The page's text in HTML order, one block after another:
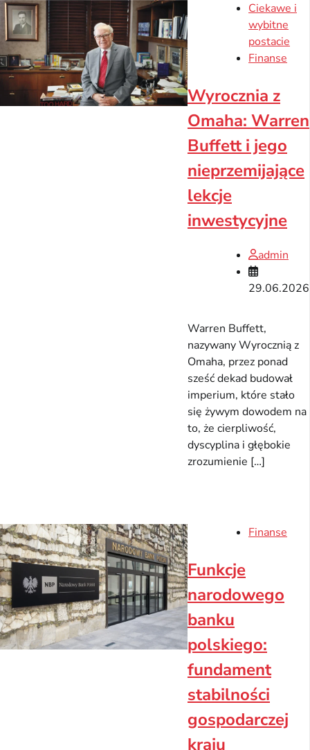
Ciekawe i
wybitne
postacie
Finanse
Wyrocznia z
Omaha: Warren
Buffett i jego
nieprzemijające
lekcje
inwestycyjne
admin
29.06.2026
Warren Buffett,
nazywany Wyrocznią z
Omaha, przez ponad
sześć dekad budował
imperium, które stało
się żywym dowodem na
to, że cierpliwość,
dyscyplina i głębokie
zrozumienie […]
Finanse
Funkcje
narodowego
banku
polskiego:
fundament
stabilności
gospodarczej
kraju